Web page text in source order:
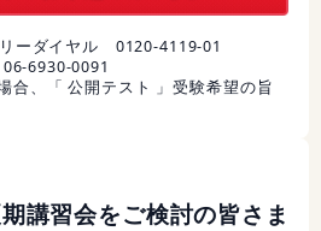
ーダイヤル 0120-4119-01
6930-0091
合、「 公開テスト 」受験希望の旨
講習会をご検討の皆さま